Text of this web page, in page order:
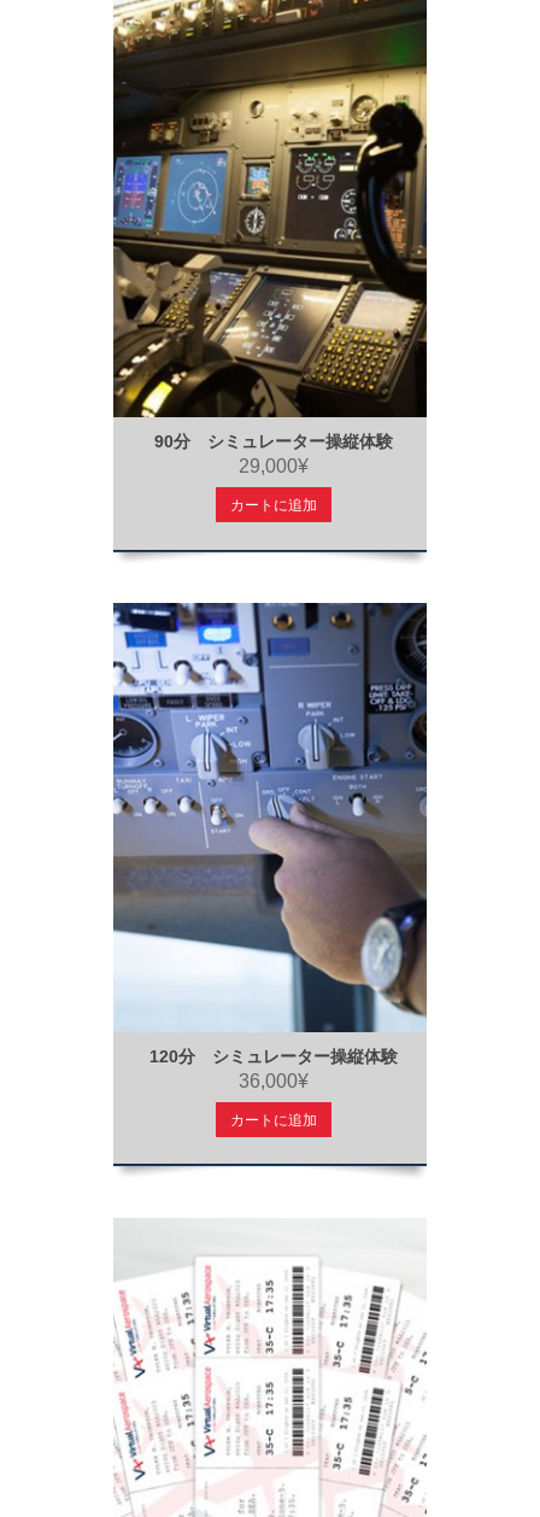
90分 シミュレーター操縦体験
29,000¥
カートに追加
120分 シミュレーター操縦体験
36,000¥
カートに追加